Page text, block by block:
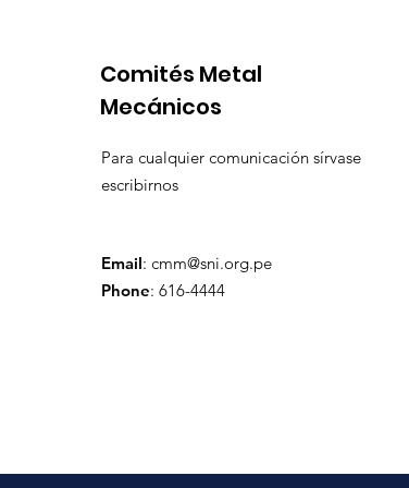
Comités Metal
Mecánicos
Para cualquier comunicación sírvase
escribirnos
Email: cmm@sni.org.pe
Phone: 616-4444